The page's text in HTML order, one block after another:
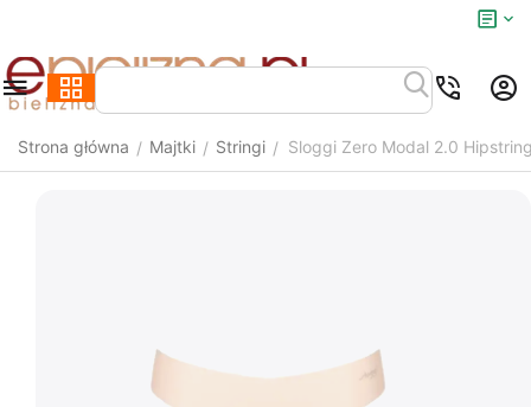
Strona główna / Majtki / Stringi / Sloggi Zero Modal 2.0